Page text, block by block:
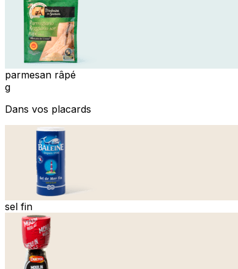
parmesan râpé
g
Dans vos placards
sel fin